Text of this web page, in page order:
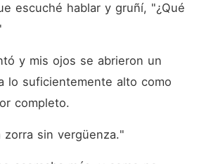
escuché hablar y gruñí, "¿Qué
y mis ojos se abrieron un
lo suficientemente alto como
completo.
sin vergüenza."